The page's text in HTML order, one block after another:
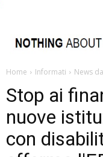
Home Informati News
Stop ai
nuove
con